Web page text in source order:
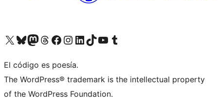
Visit our X (formerly Twitter) account
Visit our Bluesky account
Visit our Mastodon account
Visit our Threads account
Visit our Facebook page
Visit our Instagram account
Visit our LinkedIn account
Visit our TikTok account
Visit our YouTube channel
Visit our Tumblr account
El código es poesía.
The WordPress® trademark is the intellectual property
of the WordPress Foundation.